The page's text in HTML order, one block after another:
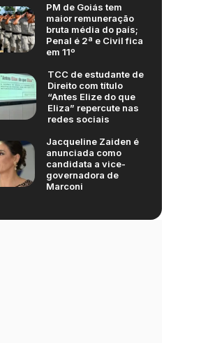
PM de Goiás tem
maior remuneração
bruta média do país;
Penal é 2ª e Civil fica
em 11º
TCC de estudante de
Direito com título
“Antes Elize do que
Eliza” repercute nas
redes sociais
Jacqueline Zaiden é
anunciada como
candidata a vice-
governadora de
Marconi